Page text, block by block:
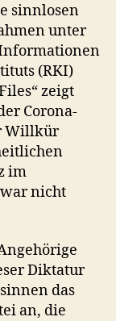
sinnlosen
unter
(RKI)
zeigt
Corona-
Willkür
im
nicht
Diktatur
das
an, die